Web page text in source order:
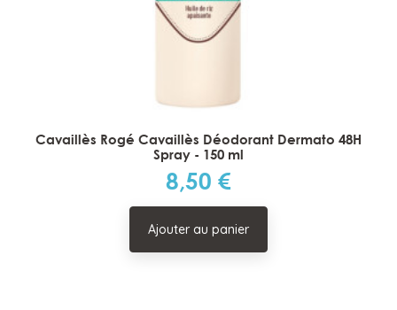
Cavaillès Rogé Cavaillès Déodorant Dermato 48H
Spray - 150 ml
Prix
8,50 €
Ajouter au panier